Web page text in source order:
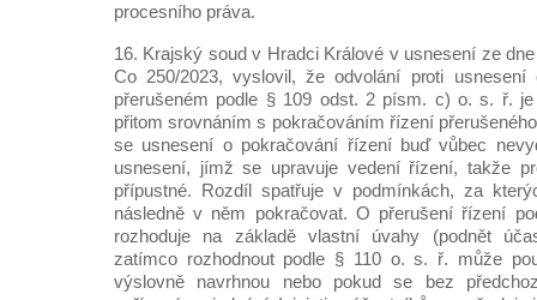
procesního práva.
16. Krajský soud v Hradci Králové v usnesení ze
Co 250/2023, vyslovil, že odvolání proti
přerušeném podle § 109 odst. 2 písm. c) o. s. ř. je
přitom srovnáním s pokračováním řízení
se usnesení o pokračování řízení buď vůbec
usnesení, jímž se upravuje vedení řízení, takže
přípustné. Rozdíl spatřuje v podmínkách, za
následně v něm pokračovat. O přerušení řízení
rozhoduje na základě vlastní úvahy (podnět
zatímco rozhodnout podle § 110 o. s. ř. může
výslovně navrhnou nebo pokud se bez